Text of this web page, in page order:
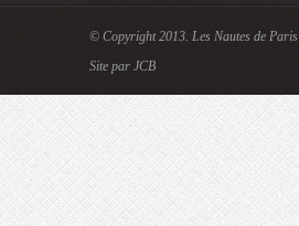
© Copyright 2013. Les Nautes de Paris
Site par JCB